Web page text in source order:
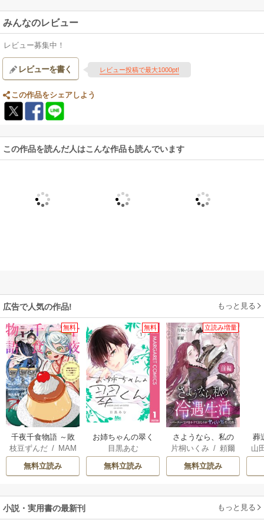
みんなのレビュー
レビュー募集中！
レビューを書く レビュー投稿で最大1000pt!
この作品をシェアしよう
この作品を読んだ人はこんな作品も読んでいます
広告で人気の作品! もっと見る
無料
千夜千食物語 ～敗
国の姫ですが氷の
皇子殿下がどうも
溺愛してくれてい
枝豆ずんだ/ MAM
AKOTO / 鴉羽凛燈
無料立読み
無料
お姉ちゃんの翠く
ん
目黒あむ
無料立読み
立読み増量
さようなら、私の
冷遇生活 ～パーテ
ィーで声をかけて
きたのがヤバい男
片桐いくみ /頼爾
無料立読み
葬
山
小説・実用書の最新刊 もっと見る